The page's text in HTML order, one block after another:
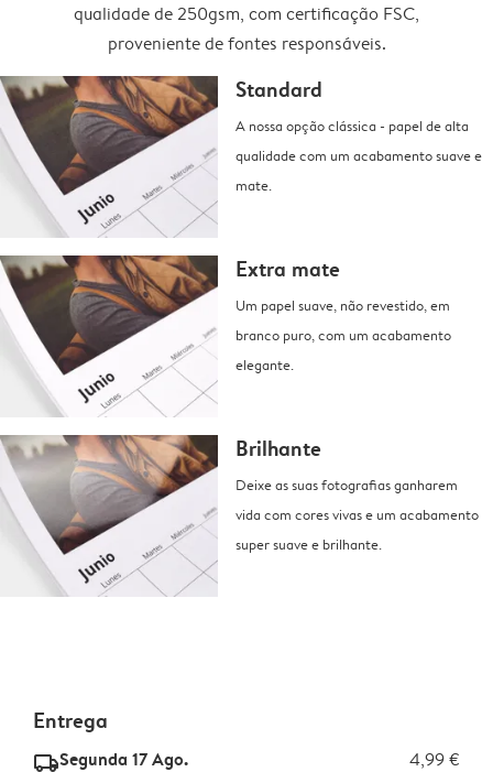
qualidade de 250gsm, com certificação FSC,
proveniente de fontes responsáveis.
Standard
A nossa opção clássica - papel de alta
qualidade com um acabamento suave e
mate.
Extra mate
Um papel suave, não revestido, em
branco puro, com um acabamento
elegante.
Brilhante
Deixe as suas fotografias ganharem
vida com cores vivas e um acabamento
super suave e brilhante.
Entrega
delivery_standard_v2Segunda 17 Ago. 4,99 €